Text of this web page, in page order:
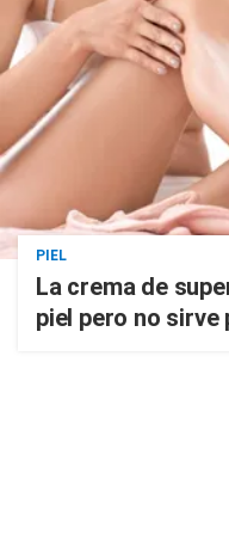
PIEL
La crema de
piel pero no